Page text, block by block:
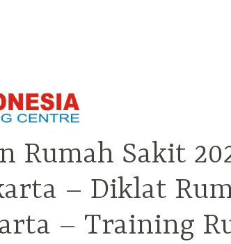
Rumah Sakit
– Diklat
– Training